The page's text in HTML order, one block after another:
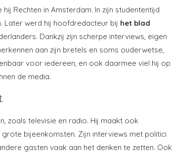
Rechten in Amsterdam. In zijn studententijd
Later werd hij hoofdredacteur bij het blad
Dankzij zijn scherpe interviews, eigen
aan zijn bretels en soms ouderwetse,
voor iedereen, en ook daarmee viel hij op
de media.
zoals televisie en radio. Hij maakt ook
bijeenkomsten. Zijn interviews met politici
gasten vaak aan het denken te zetten. Ook